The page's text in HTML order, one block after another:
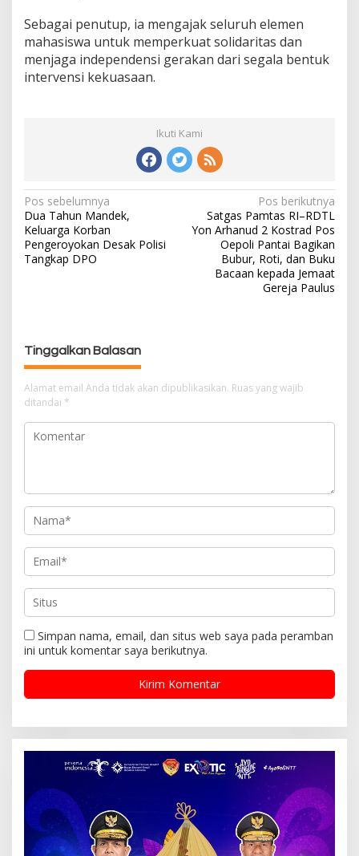
Sebagai penutup, ia mengajak seluruh elemen
mahasiswa untuk memperkuat solidaritas dan
menjaga independensi gerakan dari segala bentuk
intervensi kekuasaan.
Ikuti Kami
N
a
v
i
p
o
s
Pos sebelumnya
Dua Tahun Mandek,
Keluarga Korban
Pengeroyokan Desak Polisi
Tangkap DPO
Pos berikutnya
Satgas Pamtas RI–RDTL
Yon Arhanud 2 Kostrad Pos
Oepoli Pantai Bagikan
Bubur, Roti, dan Buku
Bacaan kepada Jemaat
Gereja Paulus
Tinggalkan Balasan
Alamat email Anda tidak akan dipublikasikan. Ruas yang wajib
ditandai *
Simpan nama, email, dan situs web saya pada peramban
ini untuk komentar saya berikutnya.